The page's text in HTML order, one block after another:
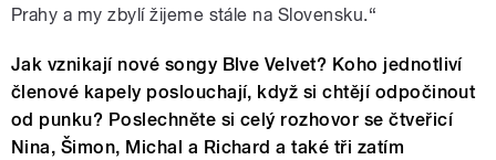
Prahy a my zbylí žijeme stále na Slovensku.“
Jak vznikají nové songy Blve Velvet? Koho jednotliví
členové kapely poslouchají, když si chtějí odpočinout
od punku? Poslechněte si celý rozhovor se čtveřicí
Nina, Šimon, Michal a Richard a také tři zatím